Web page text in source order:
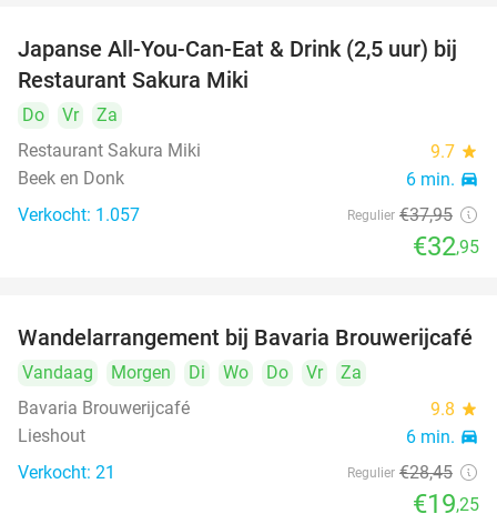
13%
Japanse All-You-Can-Eat & Drink (2,5 uur) bij
Restaurant Sakura Miki
Do Vr
Za
Restaurant Sakura Miki
9.7 star
Beek en Donk 6 min. directions_car
Verkocht: 1.057 Regulier €37,95
€32,95
32%
Wandelarrangement bij Bavaria Brouwerijcafé
Vandaag Morgen Di Wo Do Vr
Za
Bavaria Brouwerijcafé
9.8 star
Lieshout 6 min. directions_car
Verkocht: 21 Regulier €28,45
€19,25